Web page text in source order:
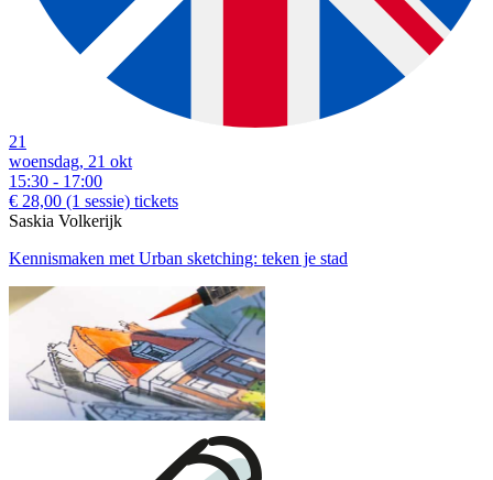
21
woensdag, 21 okt
15:30 - 17:00
€ 28,00 (1 sessie) tickets
Saskia Volkerijk
Kennismaken met Urban sketching: teken je stad